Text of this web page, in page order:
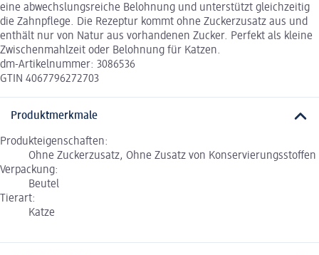
eine abwechslungsreiche Belohnung und unterstützt gleichzeitig
die Zahnpflege. Die Rezeptur kommt ohne Zuckerzusatz aus und
enthält nur von Natur aus vorhandenen Zucker. Perfekt als kleine
Zwischenmahlzeit oder Belohnung für Katzen.
dm-Artikelnummer: 3086536
GTIN 4067796272703
Produktmerkmale
Produkteigenschaften:
Ohne Zuckerzusatz, Ohne Zusatz von Konservierungsstoffen
Verpackung:
Beutel
Tierart:
Katze